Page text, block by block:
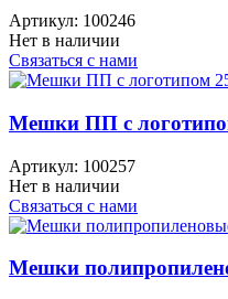
Артикул: 100246
Нет в наличии
Связаться с нами
Мешки ПП с
Артикул: 100257
Нет в наличии
Связаться с нами
Мешки